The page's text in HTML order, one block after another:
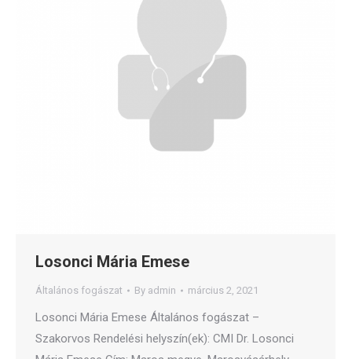
Losonci Mária Emese
Általános fogászat By admin március 2, 2021
Losonci Mária Emese Általános fogászat –
Szakorvos Rendelési helyszín(ek): CMI Dr. Losonci